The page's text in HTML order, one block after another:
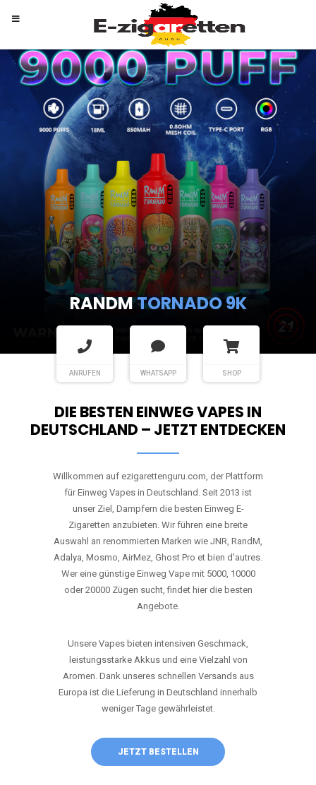
RANDMTORNADO 9K
ANRUFEN WHATSAPP SHOP
DIE BESTEN EINWEG VAPES IN
DEUTSCHLAND – JETZT ENTDECKEN
Willkommen auf ezigarettenguru.com, der Plattform
für Einweg Vapes in Deutschland. Seit 2013 ist
unser Ziel, Dampfern die besten Einweg E-
Zigaretten anzubieten. Wir führen eine breite
Auswahl an renommierten Marken wie JNR, RandM,
Adalya, Mosmo, AirMez, Ghost Pro et bien d'autres.
Wer eine günstige Einweg Vape mit 5000, 10000
oder 20000 Zügen sucht, findet hier die besten
Angebote.
Unsere Vapes bieten intensiven Geschmack,
leistungsstarke Akkus und eine Vielzahl von
Aromen. Dank unseres schnellen Versands aus
Europa ist die Lieferung in Deutschland innerhalb
weniger Tage gewährleistet.
JETZT BESTELLEN